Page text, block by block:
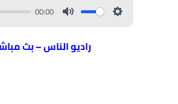
00:00
راديو الناس – بث مباشر